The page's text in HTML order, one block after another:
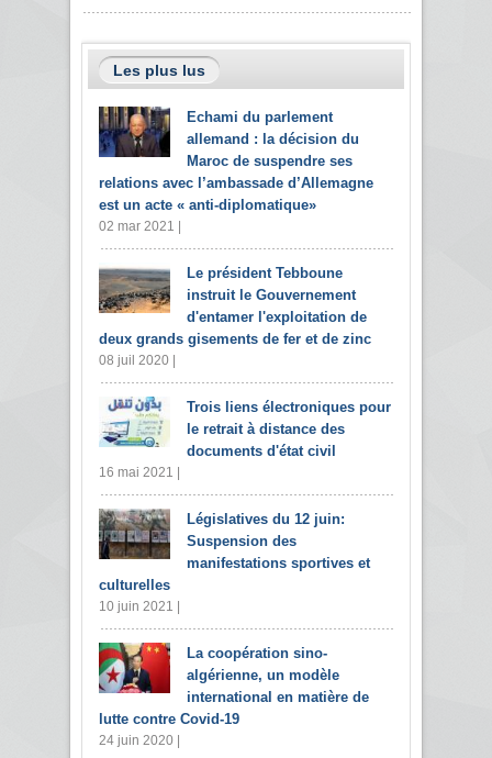
Les plus lus
Echami du parlement
allemand : la décision du
Maroc de suspendre ses
relations avec l’ambassade d’Allemagne
est un acte « anti-diplomatique»
02 mar 2021 |
Le président Tebboune
instruit le Gouvernement
d'entamer l'exploitation de
deux grands gisements de fer et de zinc
08 juil 2020 |
Trois liens électroniques pour
le retrait à distance des
documents d'état civil
16 mai 2021 |
Législatives du 12 juin:
Suspension des
manifestations sportives et
culturelles
10 juin 2021 |
La coopération sino-
algérienne, un modèle
international en matière de
lutte contre Covid-19
24 juin 2020 |